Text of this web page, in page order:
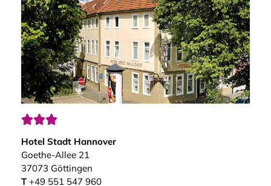

Hotel Stadt Hannover
Goethe-Allee 21
37073 Göttingen
T+49 551 547 960